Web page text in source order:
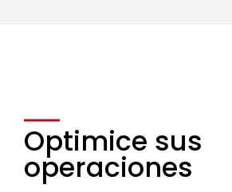
Optimice sus
operaciones